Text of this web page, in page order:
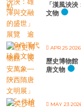
「漢風泱
文物
APR 25 2026
歷史博物
唐文物
MAY 23